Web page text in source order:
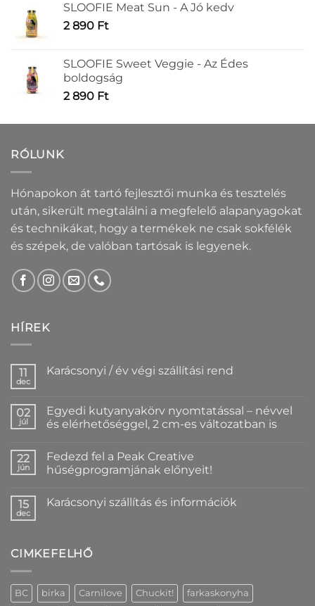
SLOOFIE Meat Sun - A Jó kedv
2 890 Ft
SLOOFIE Sweet Veggie - Az Édes
boldogság
2 890 Ft
RÓLUNK
Hónapokon át tartó fejlesztői munka és tesztelés
után, sikerült megtalálni a megfelelő alapanyagokat
és technikákat, hogy a termékek ne csak sokfélék
és szépek, de valóban tartósak is legyenek.
HÍREK
11
dec
Karácsonyi / év végi szállítási rend
Karácsonyi
/
év
rend
bejegyzéshez
02
júl
Egyedi kutyanyakörv nyomtatással – névvel
és elérhetőséggel, 2 cm-es változatban is
a(z)
Egyedi
kutyanyakörv
névvel
es
változatban
22
jún
Fedezd fel a Peak Creative
hűségprogramjának előnyeit!
a(z)
Creative
hűségprogramjának
15
dec
Karácsonyi szállítás és információk
szállítás
CIMKEFELHŐ
BC birka Carnilove Chuckit! farkaskonyha